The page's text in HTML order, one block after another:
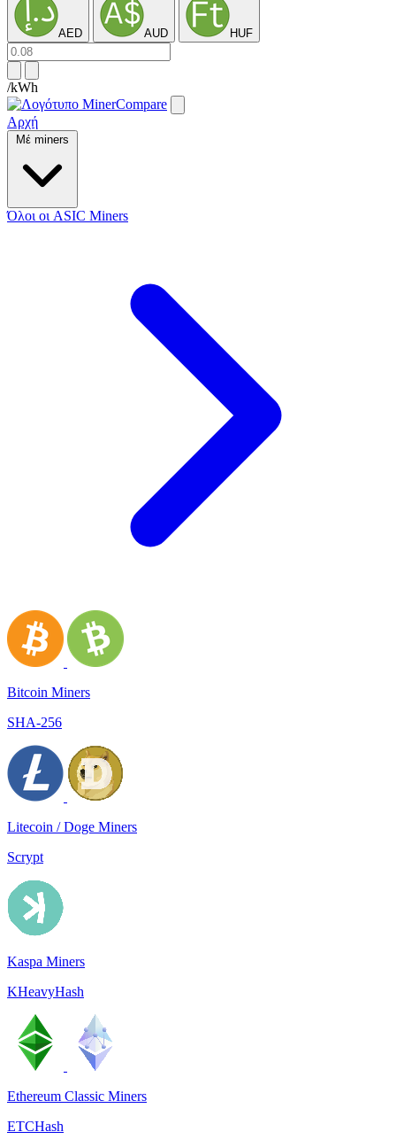
AED AUD HUF
/kWh
Αρχή
Μέ miners
Όλοι οι ASIC Miners
Bitcoin Miners
SHA-256
Litecoin / Doge Miners
Scrypt
Kaspa Miners
KHeavyHash
Ethereum Classic Miners
ETCHash